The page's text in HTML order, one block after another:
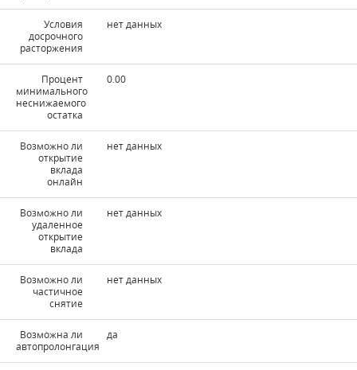
Условия
досрочного
расторжения
нет данных
Процент
минимального
неснижаемого
остатка
0.00
Возможно ли
открытие
вклада
онлайн
нет данных
Возможно ли
удаленное
открытие
вклада
нет данных
Возможно ли
частичное
снятие
нет данных
Возможна ли
автопролонгация
да